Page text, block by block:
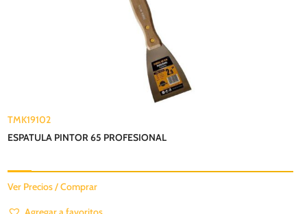
TMK19102
ESPATULA PINTOR 65 PROFESIONAL
Ver Precios / Comprar